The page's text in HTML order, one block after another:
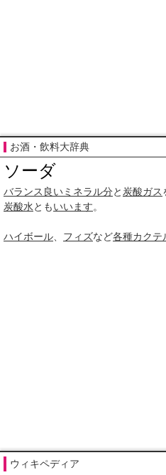
お酒・飲料大辞典
ソーダ
バランス 良いミネラル分と 炭酸ガス
炭酸水ともいいます。
ハイボール フィズなど各種カクテ
ウィキペディア